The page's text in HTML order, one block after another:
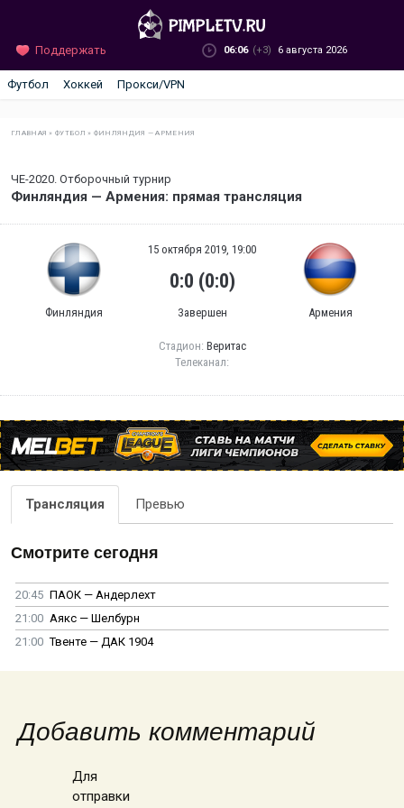
Поддержать 06:06 (+3) 6 августа 2026
Футбол Хоккей Прокси/VPN
ГЛАВНАЯ »ФУТБОЛ » ФИНЛЯНДИЯ — АРМЕНИЯ
ЧЕ-2020. Отборочный турнир
Финляндия — Армения: прямая трансляция
Финляндия
15 октября 2019, 19:00
0:0 (0:0)
Завершен Армения
Стадион: Веритас
Телеканал:
Трансляция Превью
Смотрите сегодня
20:45 ПАОК — Андерлехт
21:00 Аякс — Шелбурн
21:00 Твенте — ДАК 1904
Добавить комментарий
Для
отправки